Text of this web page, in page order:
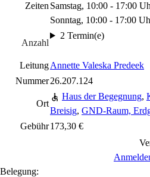
Zeiten Samstag, 10:00 - 17:00
Sonntag, 10:00 - 17:00
Anzahl
2 Termin(e)
LeitungAnnette Valeska Predeek
Nummer26.207.124
Ort
Haus der Begegnung,
Breisig, GND-Raum,
Gebühr173,30 €
Belegung: